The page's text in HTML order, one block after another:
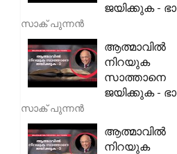
ജയിക്കുക -
സാക് പുന്നൻ
ആത്മാവിൽ
നിറയുക
സാത്താനെ
ജയിക്കുക -
സാക് പുന്നൻ
ആത്മാവിൽ
നിറയുക